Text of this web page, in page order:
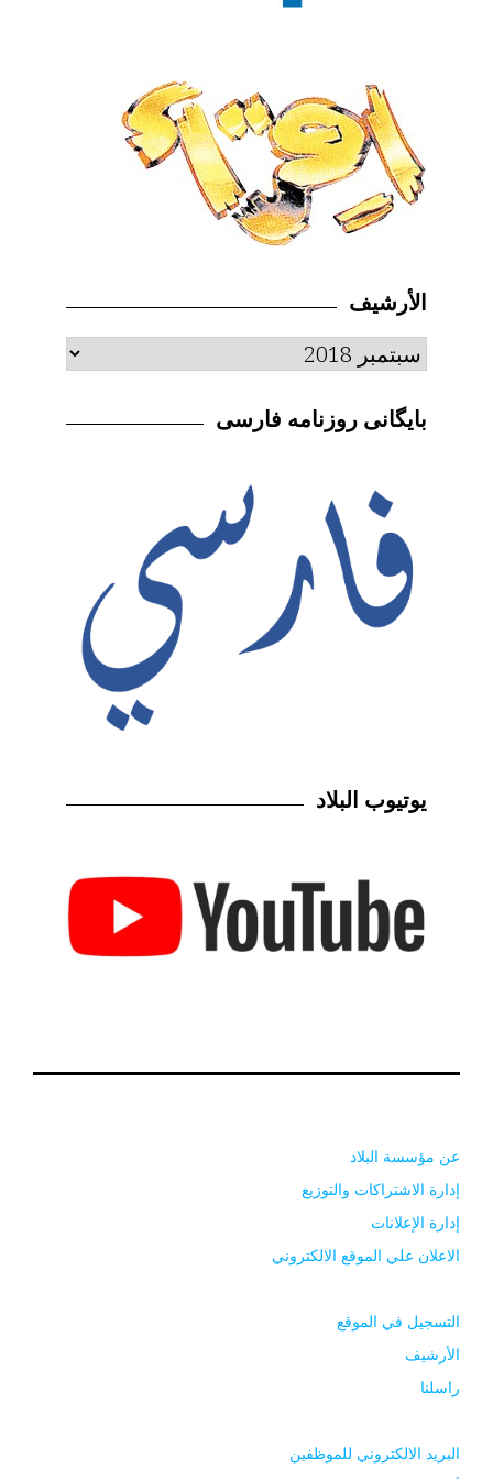
الأرشيف الأرشيف
بایگانی روزنامه فارسی
يوتيوب البلاد
عن مؤسسة البلاد
إدارة الاشتراكات والتوزيع
إدارة الإعلانات
الاعلان علي الموقع الالكتروني
التسجيل في الموقع
الأرشيف
راسلنا
البريد الالكتروني للموظفين